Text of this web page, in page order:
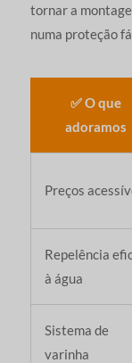
tornar a
numa proteção
✅ O que
adoramos
Preços
Repelência
à água
Sistema de
varinha